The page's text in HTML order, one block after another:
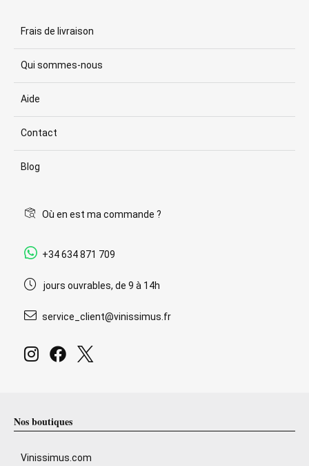
Frais de livraison
Qui sommes-nous
Aide
Contact
Blog
Où en est ma commande ?
+34 634 871 709
jours ouvrables, de 9 à 14h
service_client@vinissimus.fr
Nos boutiques
Vinissimus.com